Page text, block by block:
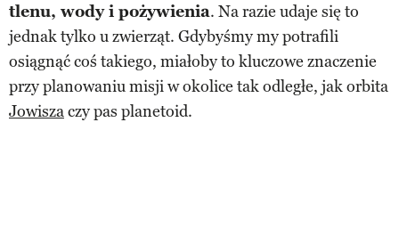
tlenu, wody i pożywienia. Na razie udaje się to
jednak tylko u zwierząt. Gdybyśmy my potrafili
osiągnąć coś takiego, miałoby to kluczowe znaczenie
przy planowaniu misji w okolice tak odległe, jak orbita
Jowiszaczy pas planetoid.